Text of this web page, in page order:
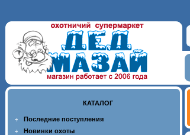
КАТАЛОГ
Последние поступления
Новинки охоты